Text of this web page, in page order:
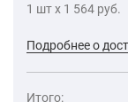
1 шт х 1 564 руб.
Подробнее о
Итого: